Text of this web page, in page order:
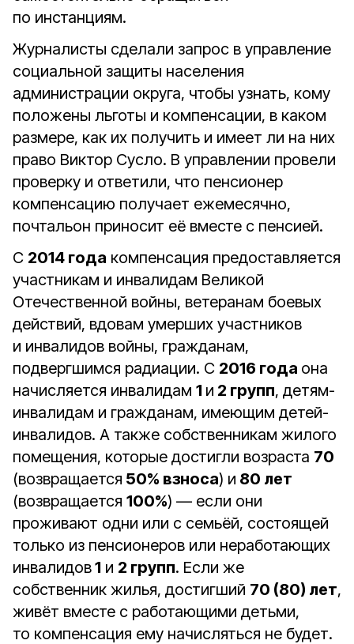
по инстанциям.
Журналисты сделали запрос в управление
социальной защиты населения
администрации округа, чтобы узнать, кому
положены льготы и компенсации, в каком
размере, как их получить и имеет ли на них
право Виктор Сусло. В управлении провели
проверку и ответили, что пенсионер
компенсацию получает ежемесячно,
почтальон приносит её вместе с пенсией.
С 2014 года компенсация предоставляется
участникам и инвалидам Великой
Отечественной войны, ветеранам боевых
действий, вдовам умерших участников
и инвалидов войны, гражданам,
подвергшимся радиации. С 2016 года она
начисляется инвалидам 1 и 2 групп, детям-
инвалидам и гражданам, имеющим детей-
инвалидов. А также собственникам жилого
помещения, которые достигли возраста 70
(возвращается 50% взноса) и 80 лет
(возвращается 100%) — если они
проживают одни или с семьёй, состоящей
только из пенсионеров или неработающих
инвалидов1 и 2 групп. Если же
собственник жилья, достигший 70 (80) лет,
живёт вместе с работающими детьми,
то компенсация ему начисляться не будет.